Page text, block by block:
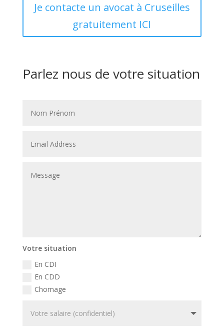
Je contacte un avocat à Cruseilles
gratuitement ICI
Parlez nous de votre situation
Votre situation
En CDI
En CDD
Chomage